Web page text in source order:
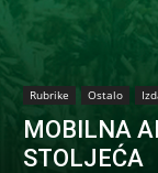
Rubrike Ostalo
MOBILNA
STOLJEĆA